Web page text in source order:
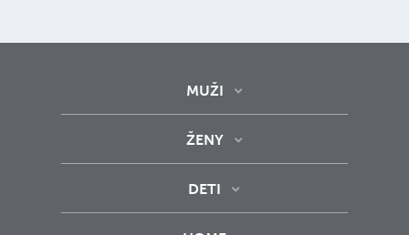
MUŽI
ŽENY
DETI